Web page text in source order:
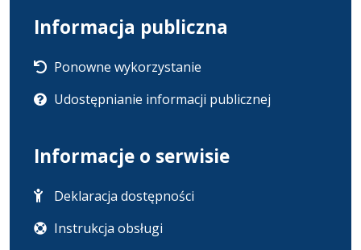
Informacja publiczna
Ponowne wykorzystanie
Udostępnianie informacji publicznej
Informacje o serwisie
Deklaracja dostępności
Instrukcja obsługi